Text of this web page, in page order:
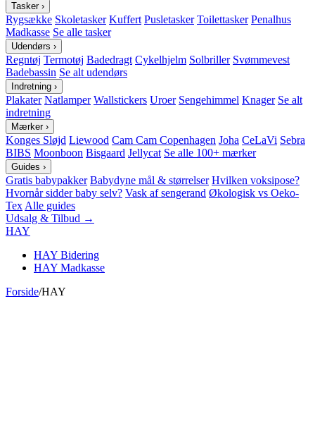
Tasker ›
Rygsække Skoletasker Kuffert Pusletasker Toilettasker Penalhus
Madkasse Se alle tasker
Udendørs ›
Regntøj Termotøj Badedragt Cykelhjelm Solbriller Svømmevest
Badebassin Se alt udendørs
Indretning ›
Plakater Natlamper Wallstickers Uroer Sengehimmel Knager Se alt
indretning
Mærker ›
Konges Sløjd Liewood Cam Cam Copenhagen Joha CeLaVi Sebra
BIBS Moonboon Bisgaard Jellycat Se alle 100+ mærker
Guides ›
Gratis babypakker Babydyne mål & størrelser Hvilken voksipose?
Hvornår sidder baby selv? Vask af sengerand Økologisk vs Oeko-
Tex Alle guides
Udsalg & Tilbud →
HAY
HAY Bidering
HAY Madkasse
Forside/HAY